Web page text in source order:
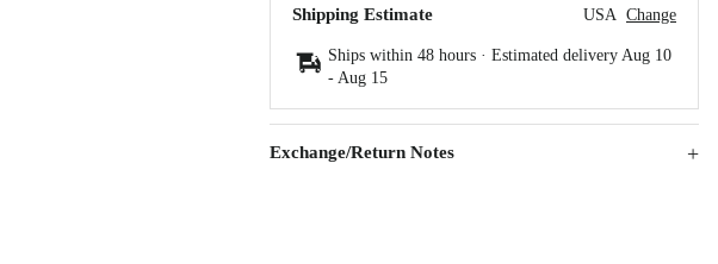
Shipping Estimate USA Change
Ships within 48 hours · Estimated delivery Aug 10
- Aug 15
Exchange/Return Notes